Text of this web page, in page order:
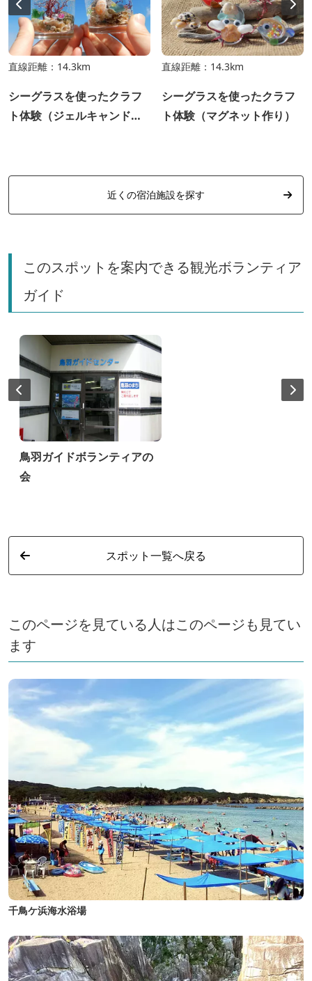
直線距離：14.3km
シーグラスを使ったクラフ
ト体験（ジェルキャンドル
直線距離：14.3km
シーグラスを使ったクラフ
ト体験（マグネット作り）
近くの宿泊施設を探す
このスポットを案内できる観光ボランティア
ガイド
鳥羽ガイドボランティアの
会
スポット一覧へ戻る
このページを見ている人はこのページも見てい
ます
千鳥ケ浜海水浴場